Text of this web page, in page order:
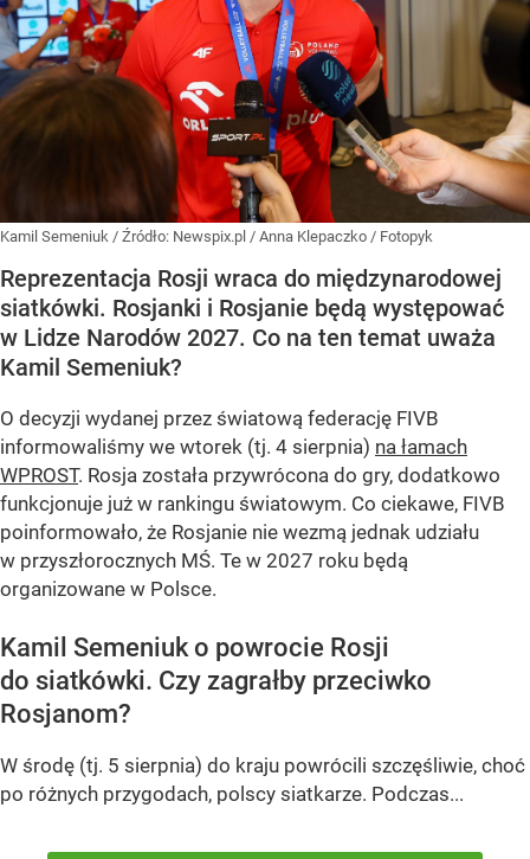
Kamil Semeniuk / Źródło: Newspix.pl / Anna Klepaczko / Fotopyk
Reprezentacja Rosji wraca do międzynarodowej
siatkówki. Rosjanki i Rosjanie będą występować
w Lidze Narodów 2027. Co na ten temat uważa
Kamil Semeniuk?
O decyzji wydanej przez światową federację FIVB
informowaliśmy we wtorek (tj. 4 sierpnia) na łamach
WPROST. Rosja została przywrócona do gry, dodatkowo
funkcjonuje już w rankingu światowym. Co ciekawe, FIVB
poinformowało, że Rosjanie nie wezmą jednak udziału
w przyszłorocznych MŚ. Te w 2027 roku będą
organizowane w Polsce.
Kamil Semeniuk o powrocie Rosji
do siatkówki. Czy zagrałby przeciwko
Rosjanom?
W środę (tj. 5 sierpnia) do kraju powrócili szczęśliwie, choć
po różnych przygodach, polscy siatkarze. Podczas...